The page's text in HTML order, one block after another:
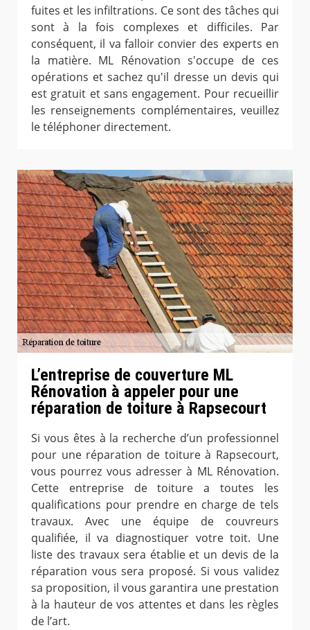
fuites et les infiltrations. Ce sont des tâches qui
sont à la fois complexes et difficiles. Par
conséquent, il va falloir convier des experts en
la matière. ML Rénovation s'occupe de ces
opérations et sachez qu'il dresse un devis qui
est gratuit et sans engagement. Pour recueillir
les renseignements complémentaires, veuillez
le téléphoner directement.
L’entreprise de couverture ML
Rénovation à appeler pour une
réparation de toiture à Rapsecourt
Si vous êtes à la recherche d’un professionnel
pour une réparation de toiture à Rapsecourt,
vous pourrez vous adresser à ML Rénovation.
Cette entreprise de toiture a toutes les
qualifications pour prendre en charge de tels
travaux. Avec une équipe de couvreurs
qualifiée, il va diagnostiquer votre toit. Une
liste des travaux sera établie et un devis de la
réparation vous sera proposé. Si vous validez
sa proposition, il vous garantira une prestation
à la hauteur de vos attentes et dans les règles
de l’art.